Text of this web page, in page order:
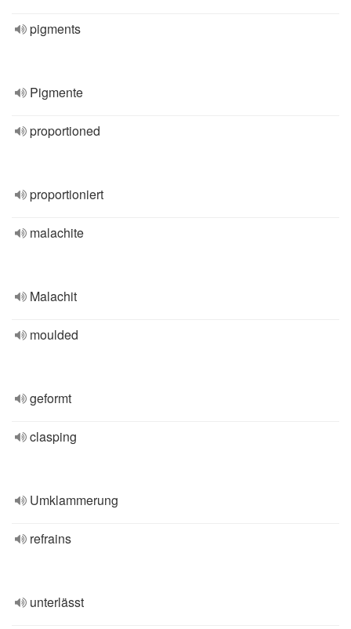
pigments
Pigmente
proportioned
proportioniert
malachite
Malachit
moulded
geformt
clasping
Umklammerung
refrains
unterlässt